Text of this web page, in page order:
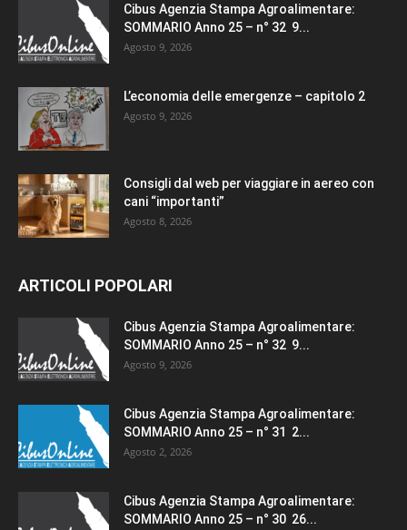
Cibus Agenzia Stampa Agroalimentare:
SOMMARIO Anno 25 – n° 32 9...
Agosto 9, 2026
L’economia delle emergenze – capitolo 2
Agosto 9, 2026
Consigli dal web per viaggiare in aereo con
cani “importanti”
Agosto 8, 2026
ARTICOLI POPOLARI
Cibus Agenzia Stampa Agroalimentare:
SOMMARIO Anno 25 – n° 32 9...
Agosto 9, 2026
Cibus Agenzia Stampa Agroalimentare:
SOMMARIO Anno 25 – n° 31 2...
Agosto 2, 2026
Cibus Agenzia Stampa Agroalimentare:
SOMMARIO Anno 25 – n° 30 26...